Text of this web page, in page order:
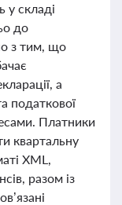
у складі
до
з тим, що
а
податкової
Платники
квартальну
XML,
разом із